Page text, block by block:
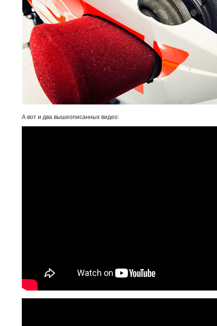
А вот и два вышеописанных видео: